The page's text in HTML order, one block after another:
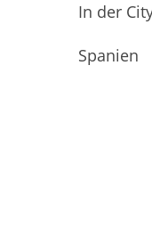
In der
Spanien